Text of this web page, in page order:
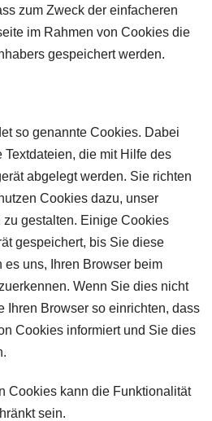
zum Zweck der einfacheren
im Rahmen von Cookies die
gespeichert werden.
so genannte Cookies. Dabei
Textdateien, die mit Hilfe des
abgelegt werden. Sie richten
Cookies dazu, unser
gestalten. Einige Cookies
gespeichert, bis Sie diese
es uns, Ihren Browser beim
Wenn Sie dies nicht
Ihren Browser so einrichten, dass
Cookies informiert und Sie dies
Cookies kann die Funktionalität
sein.